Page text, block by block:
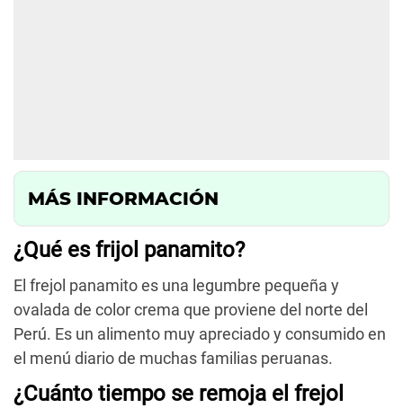
MÁS INFORMACIÓN
¿Qué es frijol panamito?
El frejol panamito es una legumbre pequeña y
ovalada de color crema que proviene del norte del
Perú. Es un alimento muy apreciado y consumido en
el menú diario de muchas familias peruanas.
¿Cuánto tiempo se remoja el frejol